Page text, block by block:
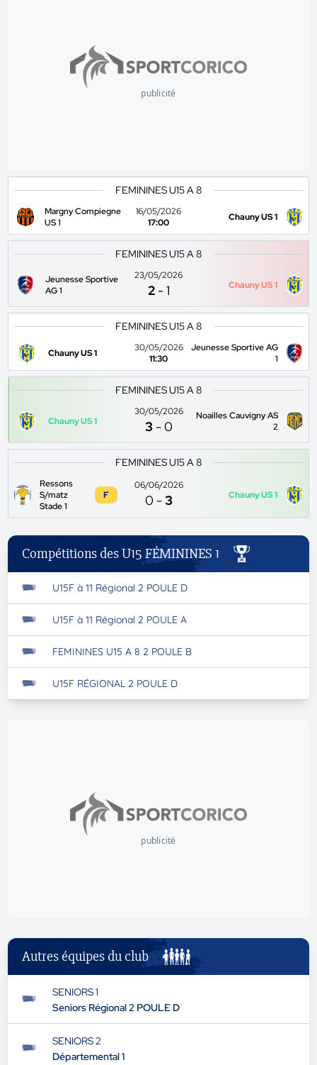
publicité
FEMININES U15 A 8
Margny Compiegne
US 1
16/05/2026
17:00
Chauny US 1
FEMININES U15 A 8
Jeunesse Sportive
AG 1
23/05/2026
2 -1 Chauny US 1
FEMININES U15 A 8
Chauny US 1
30/05/2026
11:30
Jeunesse Sportive AG
1
FEMININES U15 A 8
Chauny US 1
30/05/2026
3 -0
Noailles Cauvigny AS
2
FEMININES U15 A 8
Ressons
S/matz
Stade 1
F
06/06/2026
0 -3 Chauny US 1
Compétitions des U15 FÉMININES 1
U15F à 11 Régional 2 POULE D
U15F à 11 Régional 2 POULE A
FEMININES U15 A 8 2 POULE B
U15F RÉGIONAL 2 POULE D
publicité
Autres équipes du club
SENIORS 1
Seniors Régional 2 POULE D
SENIORS 2
Départemental 1